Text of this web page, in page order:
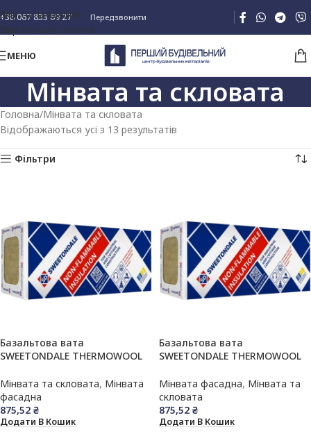
Skip to navigation
Skip to main content
+38 067 833 69 27 Передзвонити
МЕНЮ
Мінвата та скловата
Головна Мінвата та скловата
Відображаються усі з 13 результатів
Фільтри
Базальтова вата
SWEETONDALE THERMOWOOL
100x600x1200 мм (1,44 м.кв)
Мінвата та скловата, Мінвата
фасадна
875,52 ₴
Додати В Кошик
Базальтова вата
SWEETONDALE THERMOWOOL
1200х600х30мм (5,04м.кв.)
Мінвата фасадна, Мінвата та
скловата
875,52 ₴
Додати В Кошик